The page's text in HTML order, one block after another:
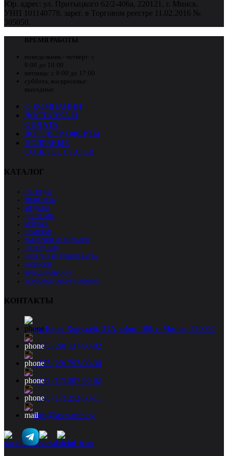
Юр. адрес: ул. Притыцкого 62/2-406а, 220121, г. Минск.
УНП 101140778, зарег. в Торговом реестре 11.02.2016 №
305050.
ВРЕМЯ РАБОТЫ
понедельник - четверг: с
9:00 до 18:00
пятница: с 9:00 до 17:00
суббота, воскресенье:
выходные
О КОМПАНИИ
ДОСТАВКА И
ОПЛАТА
ДОГОВОР ОФЕРТЫ
ПОЛЕЗНЫЕ
СОВЕТЫ, СТАТЬИ
КАТАЛОГ
НАГРАДЫ
3D-ПЕЧАТЬ
МЕДАЛИ
ДИПЛОМЫ
БЕЙДЖИ
НОМЕРКИ
ТАБЛИЧКИ ИЗ МЕТАЛЛА
НАВИГАЦИЯ
ИЗДЕЛИЯ ИЗ ПЕНОПЛАСТА
ВЫВЕСКИ
БРЕНДИРОВАНИЕ
ТОРГОВОЕ ОБОРУДОВАНИЕ
КОНТАКТЫ
ул. Веры Хоружей, 31А, офис 100, г. Минск, 220002
+375 (29) 137-90-02
+375 (29) 797-90-30
+375 (17) 307-90-02
+375 (17) 252-30-11
info@laser-tech.by